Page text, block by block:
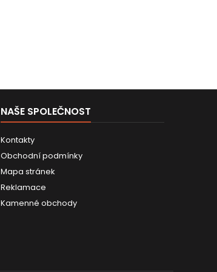
NAŠE SPOLEČNOST
Kontakty
Obchodní podmínky
Mapa stránek
Reklamace
Kamenné obchody